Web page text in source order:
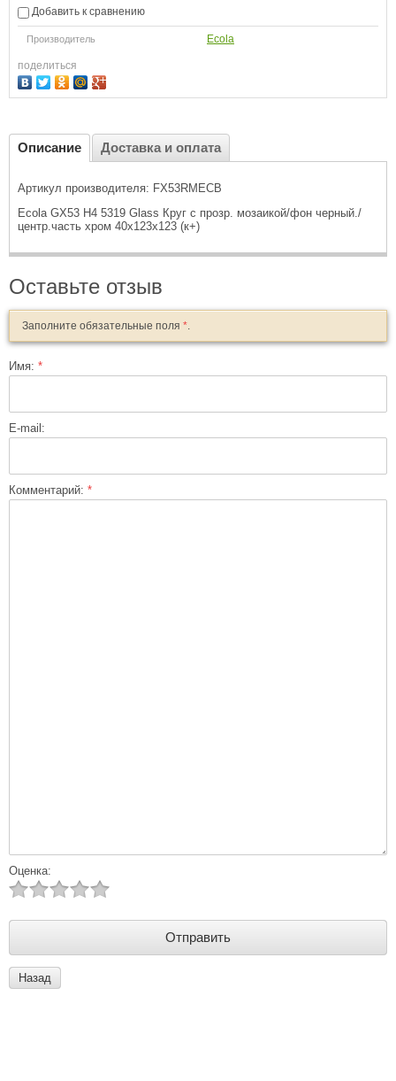
Добавить к сравнению
Производитель Ecola
поделиться
Описание Доставка и оплата
Артикул производителя: FX53RMECB
Ecola GX53 H4 5319 Glass Круг с прозр. мозаикой/фон черный./
центр.часть хром 40x123x123 (к+)
Оставьте отзыв
Заполните обязательные поля *
Имя: *
E-mail:
Комментарий: *
Оценка:
Назад